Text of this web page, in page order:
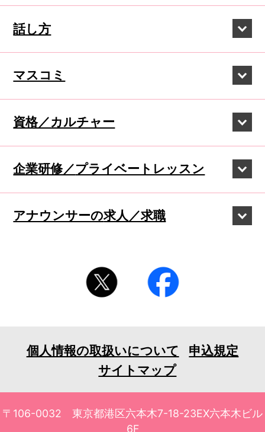
話し方
マスコミ
資格／カルチャー
企業研修／プライベートレッスン
アナウンサーの求人／求職
個人情報の取扱いについて
申込規定
サイトマップ
〒106-0032 東京都港区六本木7-18-23EX六本木ビル
6F